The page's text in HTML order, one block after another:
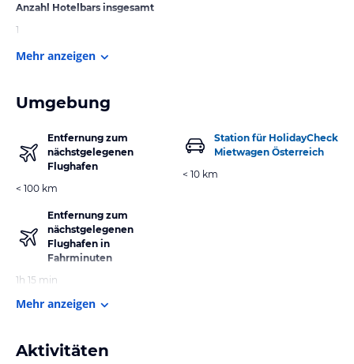
Anzahl Hotelbars insgesamt
1
Mehr anzeigen
Umgebung
Entfernung zum
nächstgelegenen
Flughafen
< 100 km
Entfernung zum
nächstgelegenen
Flughafen in
Fahrminuten
1h 15 min
Station für HolidayCheck
Mietwagen Österreich
< 10 km
Mehr anzeigen
Aktivitäten